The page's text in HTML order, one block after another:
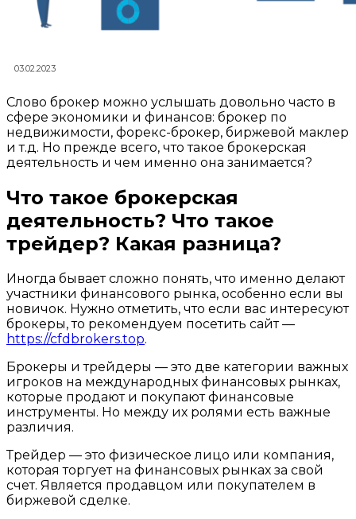
03.02.2023
Слово брокер можно услышать довольно часто в
сфере экономики и финансов: брокер по
недвижимости, форекс-брокер, биржевой маклер
и т.д. Но прежде всего, что такое брокерская
деятельность и чем именно она занимается?
Что такое брокерская
деятельность? Что такое
трейдер? Какая разница?
Иногда бывает сложно понять, что именно делают
участники финансового рынка, особенно если вы
новичок. Нужно отметить, что если вас интересуют
брокеры, то рекомендуем посетить сайт —
https://cfdbrokers.top.
Брокеры и трейдеры — это две категории важных
игроков на международных финансовых рынках,
которые продают и покупают финансовые
инструменты. Но между их ролями есть важные
различия.
Трейдер — это физическое лицо или компания,
которая торгует на финансовых рынках за свой
счет. Является продавцом или покупателем в
биржевой сделке.